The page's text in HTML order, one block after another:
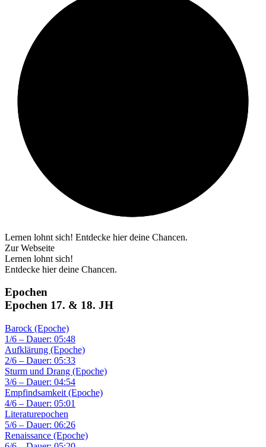
Lernen lohnt sich! Entdecke hier deine Chancen.
Zur Webseite
Lernen lohnt sich!
Entdecke hier deine Chancen.
Epochen
Epochen 17. & 18. JH
Barock (Epoche)
1/6 – Dauer: 05:48
Aufklärung (Epoche)
2/6 – Dauer: 05:33
Sturm und Drang (Epoche)
3/6 – Dauer: 04:54
Empfindsamkeit (Epoche)
4/6 – Dauer: 05:01
Literaturepochen
5/6 – Dauer: 06:26
Renaissance (Epoche)